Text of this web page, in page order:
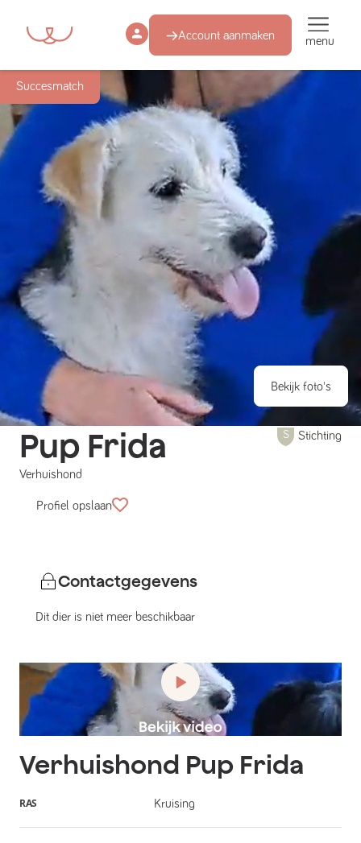
Account aanmaken menu
Succesmatch
Bekijk foto's
Pup Frida
Verhuishond
Stichting
Profiel opslaan
Contactgegevens
Dit dier is niet meer beschikbaar
Verhuishond Pup Frida
RAS Kruising